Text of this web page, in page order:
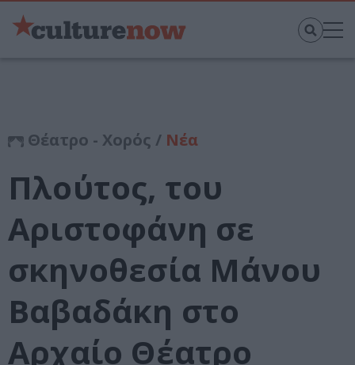
Θέατρο - Χορός / Νέα
Πλούτος, του
Αριστοφάνη σε
σκηνοθεσία Μάνου
Βαβαδάκη στο
Αρχαίο Θέατρο